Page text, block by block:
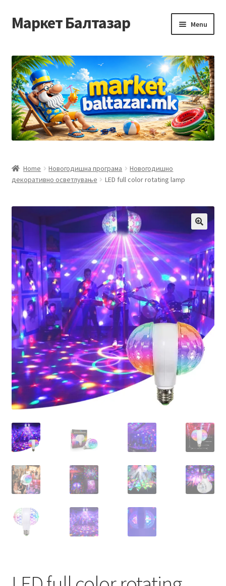
Skip
to
Skip
to
Маркет Балтазар Menu
Checkout
Homepage
Privacy Policy
Контакт
Корисничка подршка
Кошничка
Мој профил
Рекламации и замена на производ
Сите производи
Услови за користење
Home Новогодишна програма
Новогодишно
декоративно осветлување
LED full color rotating lamp